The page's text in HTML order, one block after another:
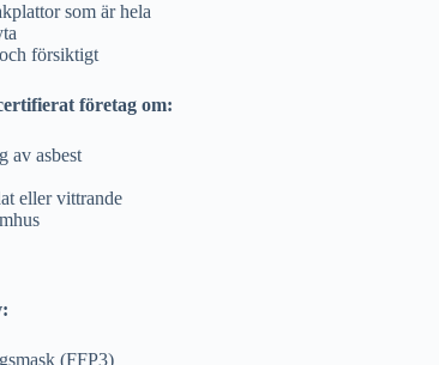
som är hela
försiktigt
företag om:
av asbest
eller vittrande
(FFP3)